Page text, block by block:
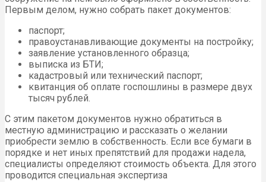
Первым делом, нужно собрать пакет документов:
паспорт;
правоустанавливающие документы на постройку;
заявление установленного образца;
выписка из БТИ;
кадастровый или технический паспорт;
квитанция об оплате госпошлины в размере двух
тысяч рублей.
С этим пакетом документов нужно обратиться в
местную администрацию и рассказать о желании
приобрести землю в собственность. Если все бумаги в
порядке и нет иных препятствий для продажи надела,
специалисты определяют стоимость объекта. Для этого
проводится специальная экспертиза